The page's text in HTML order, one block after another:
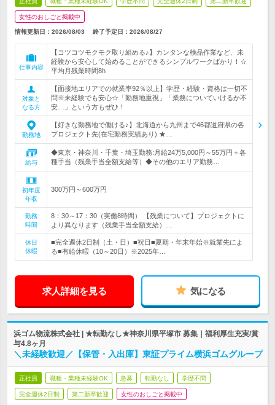
女性のおしごと掲載中
情報更新日：2026/08/03 終了予定日： 2026/08/27
仕事内容
【コツコツモクモク取り組める♪】カンタンな検品作業など、未
経験から安心して始めることができるシンプルワークばかり！☆
平均月残業時間8h
対象と
なる方
【面接地エリアでの就業率92％以上】学歴・経験・資格は一切不
問※未経験でも安心☆「勤務地重視」「業務についていけるか不
安…」という方もぜひ！
勤務地
【好きな勤務地で働ける♪】北海道から九州まで46都道府県の各
プロジェクト先(在宅勤務実績あり) ★…
給与
◆東京・神奈川・千葉・埼玉勤務:月給24万5,000円～55万円＋各
種手当（残業手当全額支給等）◆その他のエリア勤務…
初年度
年収
300万円～600万円
勤務
時間
8：30～17：30（実働8時間） 【残業について】プロジェクトに
より異なります（残業手当全額支給）…
休日
休暇
■完全週休2日制（土・日）■祝日■夏期・年末年始※就業先によ
る■有給休暇（10～20日）※2025年…
求人詳細を見る 気になる
浜ゴム物流株式会社 | ★転勤なし★神奈川県平塚市 募集｜福利厚生充実/賞
与4.8ヶ月
＼未経験歓迎／【保管・入出庫】東証プライム横浜ゴムグループ
正社員 職種・業種未経験OK 急募 転勤なし 学歴不問
完全週休2日制 第二新卒歓迎 女性のおしごと掲載中